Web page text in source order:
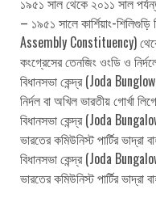
– ১৯৫১ সালে কার্শিয়াং-
Assembly Constituency)
কংগ্রেসের তেনজিং ওংডি ও
বিধানসভা কেন্দ্র (Joda
নির্দল বা অখিল ভারতীয় গোর্খা
বিধানসভা কেন্দ্র (Joda
ভারতের কমিউনিস্ট পার্টির
বিধানসভা কেন্দ্র (Joda
ভারতের কমিউনিস্ট পার্টির ভাদ্রা